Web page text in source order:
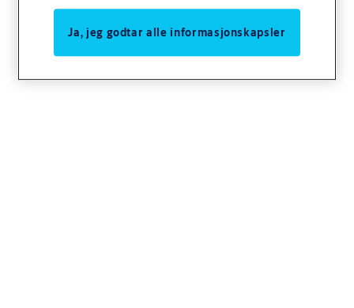
Deler til vinduslås
Ja, jeg godtar alle informasjonskapsler